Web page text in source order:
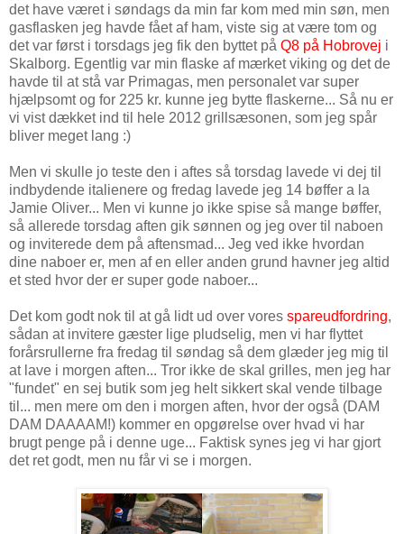
det have været i søndags da min far kom med min søn, men
gasflasken jeg havde fået af ham, viste sig at være tom og
det var først i torsdags jeg fik den byttet på Q8 på Hobrovej i
Skalborg. Egentlig var min flaske af mærket viking og det de
havde til at stå var Primagas, men personalet var super
hjælpsomt og for 225 kr. kunne jeg bytte flaskerne... Så nu er
vi vist dækket ind til hele 2012 grillsæsonen, som jeg spår
bliver meget lang :)
Men vi skulle jo teste den i aftes så torsdag lavede vi dej til
indbydende italienere og fredag lavede jeg 14 bøffer a la
Jamie Oliver... Men vi kunne jo ikke spise så mange bøffer,
så allerede torsdag aften gik sønnen og jeg over til naboen
og inviterede dem på aftensmad... Jeg ved ikke hvordan
dine naboer er, men af en eller anden grund havner jeg altid
et sted hvor der er super gode naboer...
Det kom godt nok til at gå lidt ud over vores spareudfordring,
sådan at invitere gæster lige pludselig, men vi har flyttet
forårsrullerne fra fredag til søndag så dem glæder jeg mig til
at lave i morgen aften... Tror ikke de skal grilles, men jeg har
"fundet" en sej butik som jeg helt sikkert skal vende tilbage
til... men mere om den i morgen aften, hvor der også (DAM
DAM DAAAAM!) kommer en opgørelse over hvad vi har
brugt penge på i denne uge... Faktisk synes jeg vi har gjort
det ret godt, men nu får vi se i morgen.